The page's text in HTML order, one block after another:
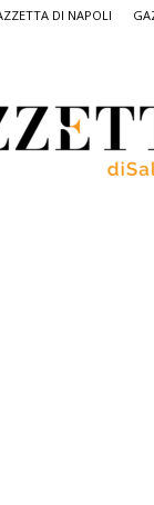
DI NAPOLI
Salerno,
il
quotidiano